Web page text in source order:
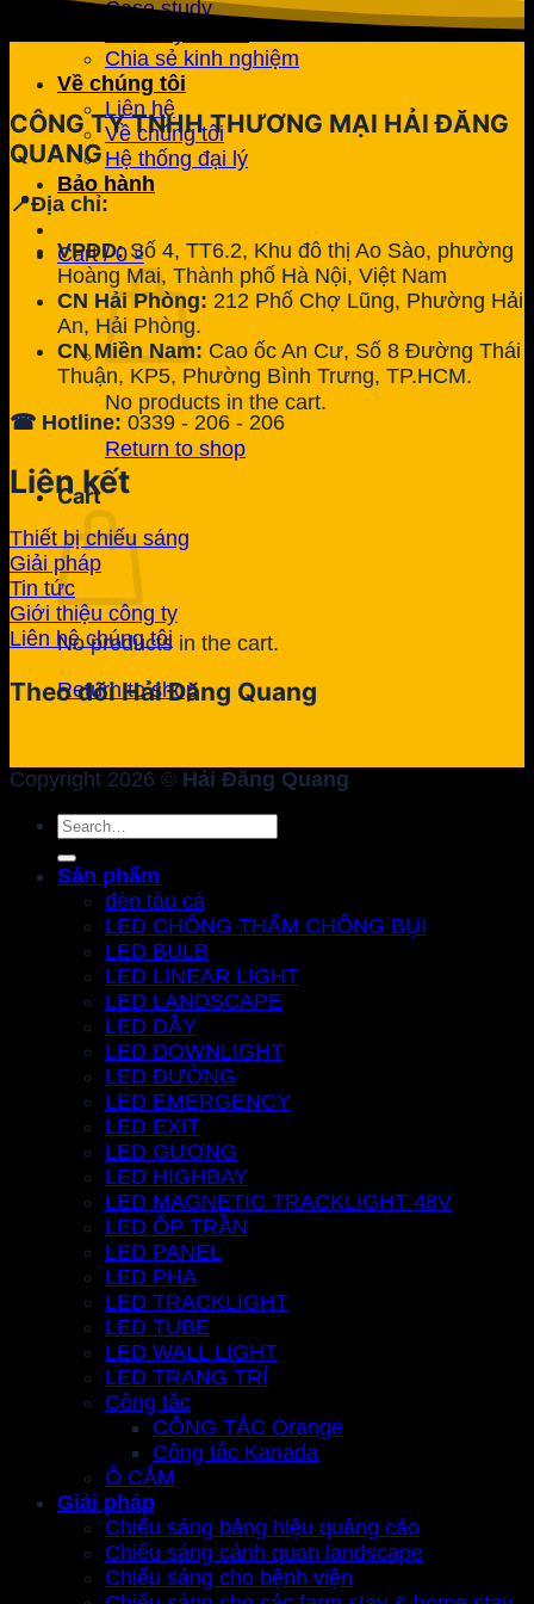
Case study
Chia sẻ kinh nghiệm
Về chúng tôi
Liên hệ
Về chúng tôi
Hệ thống đại lý
Bảo hành
Cart /0₫
No products in the cart.
Return to shop
Cart
No products in the cart.
Return to shop
CÔNG TY TNHH THƯƠNG MẠI HẢI ĐĂNG
QUANG
📍Địa chỉ:
VPĐD:Số 4, TT6.2, Khu đô thị Ao Sào, phường
Hoàng Mai, Thành phố Hà Nội, Việt Nam
CN Hải Phòng: 212 Phố Chợ Lũng, Phường Hải
An, Hải Phòng.
CN Miền Nam: Cao ốc An Cư, Số 8 Đường Thái
Thuận, KP5, Phường Bình Trưng, TP.HCM.
☎ Hotline: 0339 - 206 - 206
Liên kết
Thiết bị chiếu sáng
Giải pháp
Tin tức
Giới thiệu công ty
Liên hệ chúng tôi
Theo dõi Hải Đăng Quang
Copyright 2026 © Hải Đăng Quang
Search
for:
Sản phẩm
đèn tàu cá
LED CHỐNG THẤM CHỐNG BỤI
LED BULB
LED LINEAR LIGHT
LED LANDSCAPE
LED DÂY
LED DOWNLIGHT
LED ĐƯỜNG
LED EMERGENCY
LED EXIT
LED GƯƠNG
LED HIGHBAY
LED MAGNETIC TRACKLIGHT 48V
LED ỐP TRẦN
LED PANEL
LED PHA
LED TRACKLIGHT
LED TUBE
LED WALL LIGHT
LED TRANG TRÍ
Công tắc
CÔNG TẮC Orange
Công tắc Kanada
Ổ CẮM
Giải pháp
Chiếu sáng bảng hiệu quảng cáo
Chiếu sáng cảnh quan landscape
Chiếu sáng cho bệnh viện